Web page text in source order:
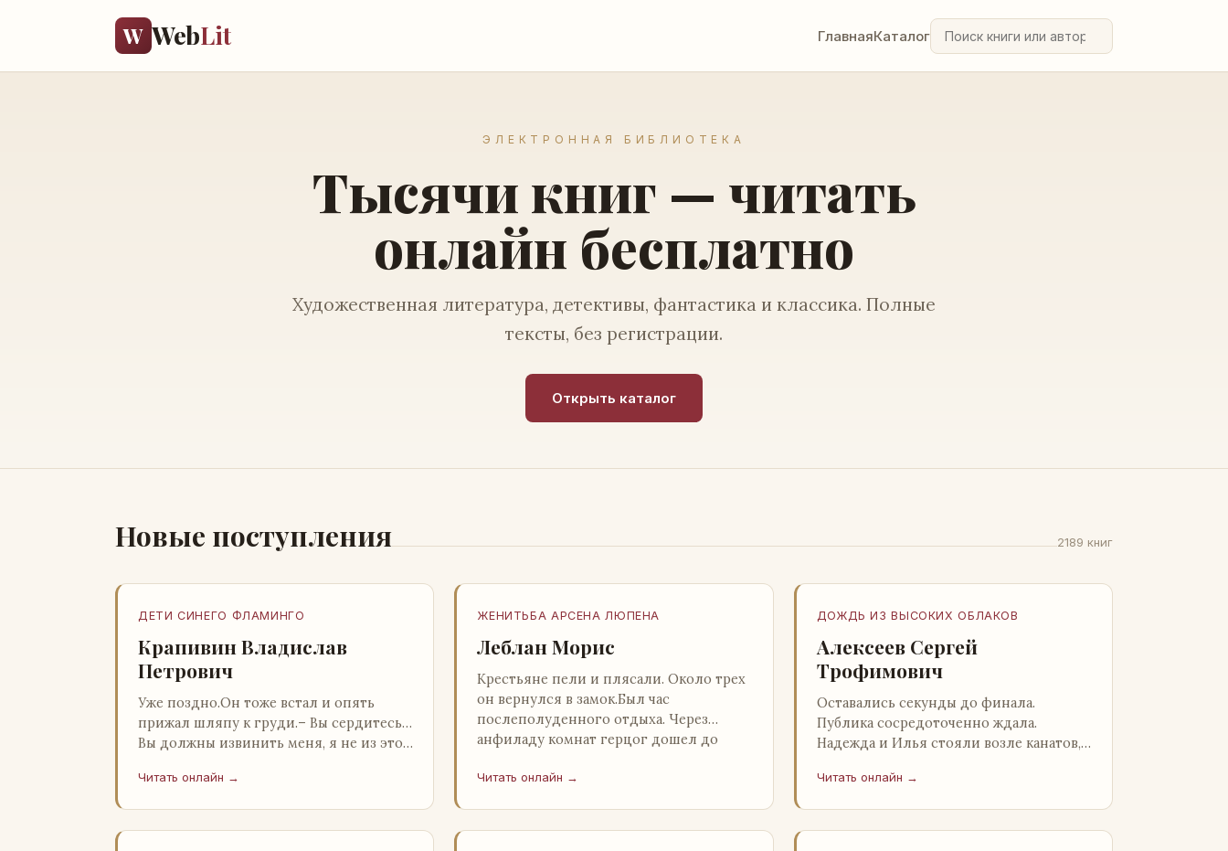
W WebLit ГлавнаяКаталог
ЭЛЕКТРОННАЯ БИБЛИОТЕКА
Тысячи книг — читать
онлайн бесплатно
Художественная литература, детективы, фантастика и классика. Полные
тексты, без регистрации.
Открыть каталог
Новые поступления 2189 книг
ДЕТИ СИНЕГО ФЛАМИНГО
Крапивин Владислав
Петрович
Уже поздно.Он тоже встал и опять
прижал шляпу к груди.– Вы сердитесь…
Вы должны извинить меня, я не из этой
какие-то обычаи. Но прошу: выс…
Читать онлайн →
ЖЕНИТЬБА АРСЕНА ЛЮПЕНА
Леблан Морис
Крестьяне пели и плясали. Около трех
он вернулся в замок.Был час
послеполуденного отдыха. Через
анфиладу комнат герцог дошел до
и во…
Читать онлайн →
ДОЖДЬ ИЗ ВЫСОКИХ ОБЛАКОВ
Алексеев Сергей
Трофимович
Оставались секунды до финала.
Публика сосредоточенно ждала.
Надежда и Илья стояли возле канатов,
ничем не выделялись из прочей
Читать онлайн →